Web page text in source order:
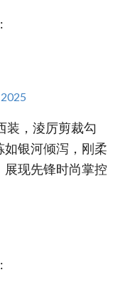
装，淩厉剪裁勾
银河倾泻，刚柔
现先锋时尚掌控